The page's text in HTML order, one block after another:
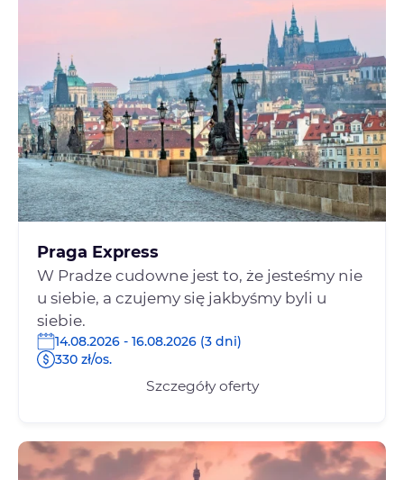
Praga Express
W Pradze cudowne jest to, że jesteśmy nie
u siebie, a czujemy się jakbyśmy byli u
siebie.
14.08.2026 - 16.08.2026 (3 dni)
330 zł/os.
Szczegóły oferty